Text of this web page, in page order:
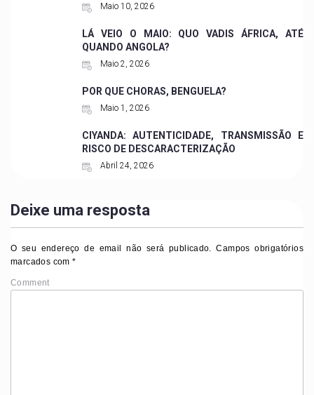
Maio 10, 2026
LÁ VEIO O MAIO: QUO VADIS ÁFRICA, ATÉ
QUANDO ANGOLA?
Maio 2, 2026
POR QUE CHORAS, BENGUELA?
Maio 1, 2026
CIYANDA: AUTENTICIDADE, TRANSMISSÃO E
RISCO DE DESCARACTERIZAÇÃO
Abril 24, 2026
Deixe uma resposta
O seu endereço de email não será publicado. Campos obrigatórios
marcados com*
Comment